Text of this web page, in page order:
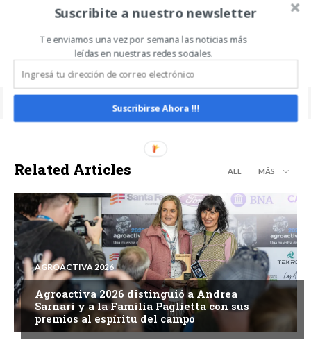
Mariano Piergallini
https://twitter.com/marianopierga
Related Articles ALL MÁS
AGROACTIVA 2026
Agroactiva 2026 distinguió a Andrea
Sarnari y a la Familia Paglietta con sus
premios al espíritu del campo
Suscribite a nuestro newsletter
Te enviamos una vez por semana las noticias más
leídas en nuestras redes sociales.
Suscribirse Ahora !!!